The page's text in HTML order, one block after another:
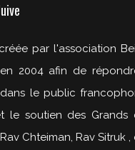
par l'association
2004 afin de
le public
le soutien des Grands
Chteiman, Rav Sitruk ,